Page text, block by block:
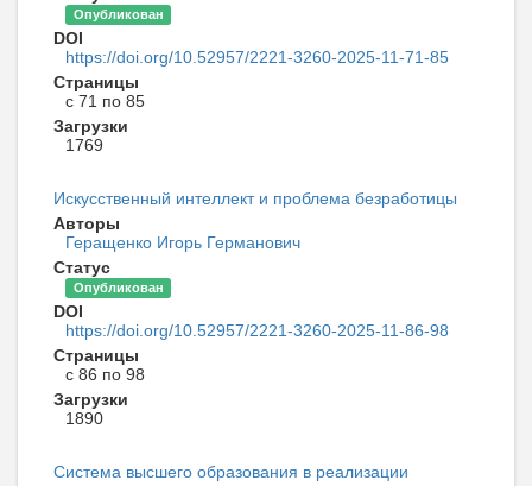
Опубликован
DOI
https://doi.org/10.52957/2221-3260-2025-11-71-85
Страницы
с 71 по 85
Загрузки
1769
Искусственный интеллект и проблема безработицы
Авторы
Геращенко Игорь Германович
Статус
Опубликован
DOI
https://doi.org/10.52957/2221-3260-2025-11-86-98
Страницы
с 86 по 98
Загрузки
1890
Система высшего образования в реализации